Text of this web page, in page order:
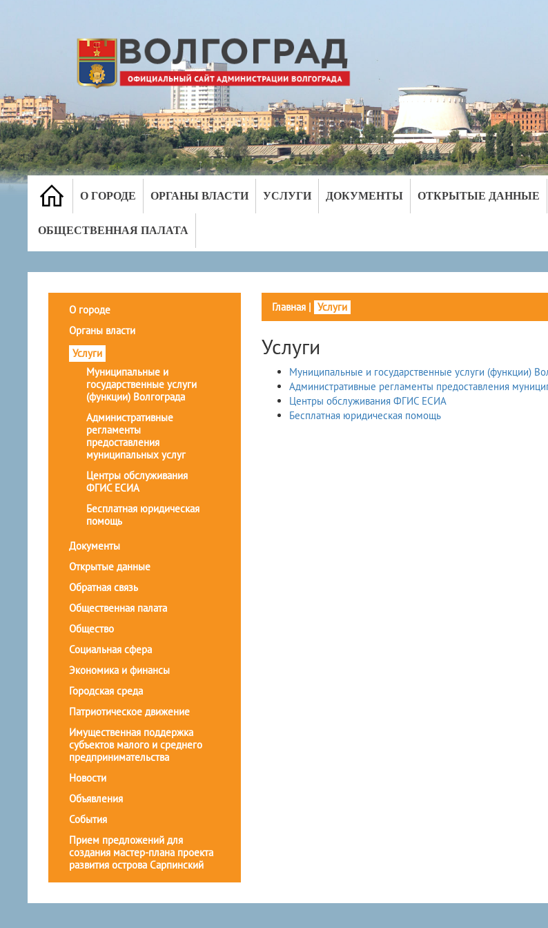
О ГОРОДЕ ОРГАНЫ ВЛАСТИ УСЛУГИ ДОКУМЕНТЫ ОТКРЫТЫЕ ДАННЫЕ
ОБЩЕСТВЕННАЯ ПАЛАТА
О городе
Органы власти
Услуги
Муниципальные и
государственные услуги
(функции) Волгограда
Административные
регламенты
предоставления
муниципальных услуг
Центры обслуживания
ФГИС ЕСИА
Бесплатная юридическая
помощь
Документы
Открытые данные
Обратная связь
Общественная палата
Общество
Социальная сфера
Экономика и финансы
Городская среда
Патриотическое движение
Имущественная поддержка
субъектов малого и среднего
предпринимательства
Новости
Объявления
События
Прием предложений для
создания мастер-плана проекта
развития острова Сарпинский
Главная| Услуги
Услуги
Муниципальные и государственные услуги (функции)
Административные регламенты предоставления
Центры обслуживания ФГИС ЕСИА
Бесплатная юридическая помощь